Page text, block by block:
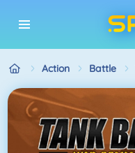
Action Battle